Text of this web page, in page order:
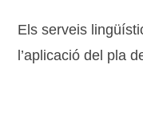
Els serveis
l’aplicació del pla